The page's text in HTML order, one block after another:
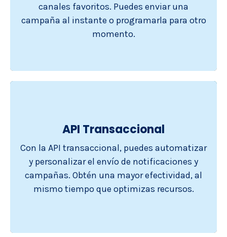
canales favoritos. Puedes enviar una
campaña al instante o programarla para otro
momento.
API Transaccional
Con la API transaccional, puedes automatizar
y personalizar el envío de notificaciones y
campañas. Obtén una mayor efectividad, al
mismo tiempo que optimizas recursos.